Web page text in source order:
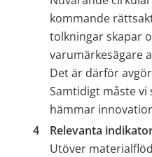
kommande
tolkningar skapar
varumärkesägare
Det är därför
Samtidigt måste
hämmar
Relevanta
Utöver